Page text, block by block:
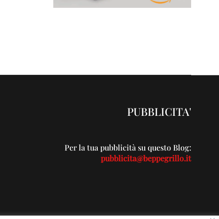
PUBBLICITA'
Per la tua pubblicità su questo Blog:
pubblicita@beppegrillo.it